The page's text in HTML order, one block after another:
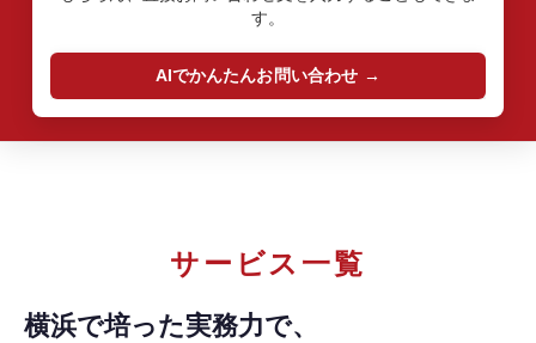
す。
AIでかんたんお問い合わせ
サービス一覧
横浜で培った実務力で、